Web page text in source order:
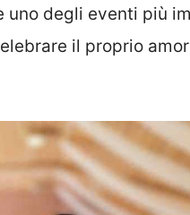
uno degli eventi più
il proprio